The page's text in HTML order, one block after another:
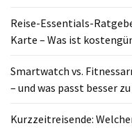
Reise-Essentials-
Karte – Was ist
Smartwatch vs.
– und was passt besser
Kurzzeitreisende: